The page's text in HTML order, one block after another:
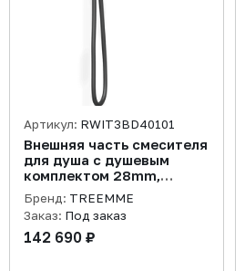
Артикул: RWIT3BD40101
Внешняя часть смесителя
для душа с душевым
комплектом 28mm,
оружейный металл PVD
Бренд: TREEMME
Заказ: Под заказ
142 690 ₽